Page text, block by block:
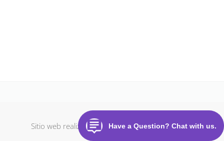
Sitio web realizado conDesactivación de la nube